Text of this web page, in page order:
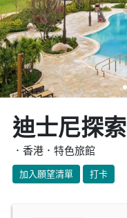
迪士尼探
．香港．特色旅館
加入願望清單 打卡